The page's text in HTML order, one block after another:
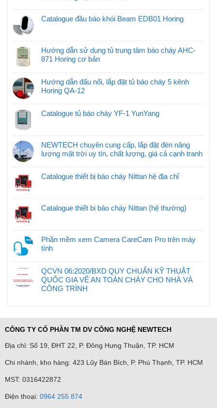
Catalogue đầu báo khói Beam EDB01 Horing
Hướng dẫn sử dụng tủ trung tâm báo cháy AHC-
871 Horing cơ bản
Hướng dẫn đấu nối, lắp đặt tủ báo cháy 5 kênh
Horing QA-12
Catalogue tủ báo cháy YF-1 YunYang
NEWTECH chuyên cung cấp, lắp đặt đèn năng
lượng mặt trời uy tín, chất lượng, giá cả cạnh tranh
Catalogue thiết bị báo cháy Nittan hệ địa chỉ
Catalogue thiết bị báo cháy Nittan (hệ thường)
Phần mềm xem Camera CareCam Pro trên máy
tính
QCVN 06:2020/BXD QUY CHUẨN KỸ THUẬT
QUỐC GIA VỀ AN TOÀN CHÁY CHO NHÀ VÀ
CÔNG TRÌNH
CÔNG TY CỔ PHẦN TM DV CÔNG NGHỆ NEWTECH
Địa chỉ: Số 19, ĐHT 22, P. Đông Hưng Thuận, TP. HCM
Chi nhánh, kho hàng: 423 Lũy Bán Bích, P. Phú Thạnh, TP. HCM
MST: 0316422872
Điện thoại: 0964 255 874